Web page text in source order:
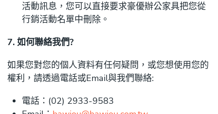
活動訊息，您可以直接要求豪優辦公家具把您從
行銷活動名單中刪除。
7. 如何聯絡我們?
如果您對您的個人資料有任何疑問，或您想使用您的
權利，請透過電話或Email與我們聯絡:
電話：(02) 2933-9583